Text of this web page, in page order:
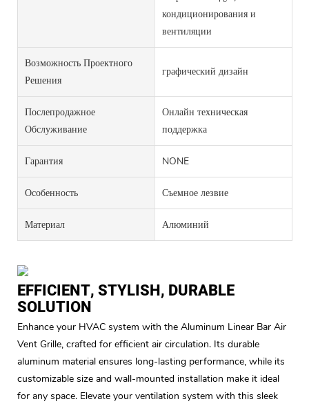
кондиционирования и
вентиляции
Возможность Проектного
Решения
графический дизайн
Послепродажное
Обслуживание
Онлайн техническая
поддержка
Гарантия NONE
Особенность Съемное лезвие
Материал Алюминий
EFFICIENT, STYLISH, DURABLE
SOLUTION
Enhance your HVAC system with the Aluminum Linear Bar Air
Vent Grille, crafted for efficient air circulation. Its durable
aluminum material ensures long-lasting performance, while its
customizable size and wall-mounted installation make it ideal
for any space. Elevate your ventilation system with this sleek